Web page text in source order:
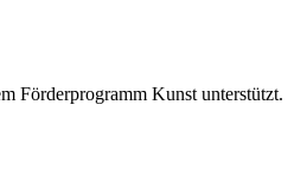
Förderprogramm Kunst unterstützt.